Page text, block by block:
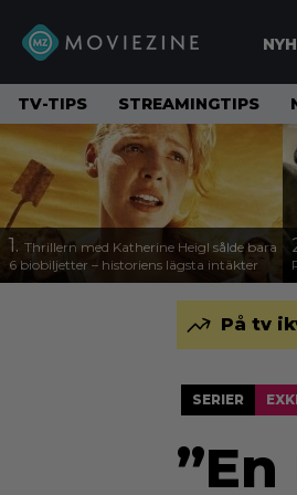
TV-TIPS STREAMINGTIPS
1. Thrillern med Katherine Heigl sålde bara
6 biobiljetter – historiens lägsta intäkter
På tv
SERIER